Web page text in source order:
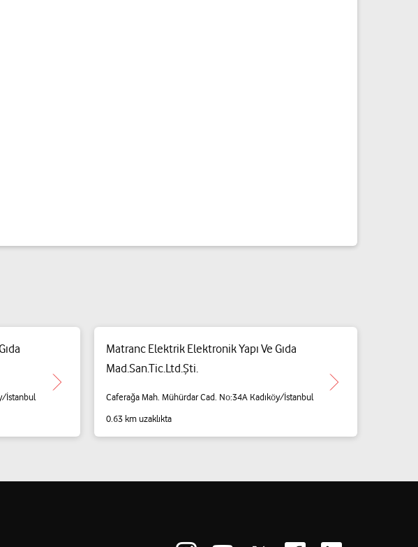
İstanbul
Matranc Elektrik Elektronik Yapı Ve Gıda
Mad.San.Tic.Ltd.Şti.
Caferağa Mah. Mühürdar Cad. No:34A Kadıköy/İstanbul
0.63 km uzaklıkta